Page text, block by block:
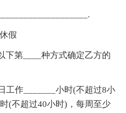
假
下第____种方式确定乙方的
工作_______小时(不超过8小
(不超过40小时)，每周至少